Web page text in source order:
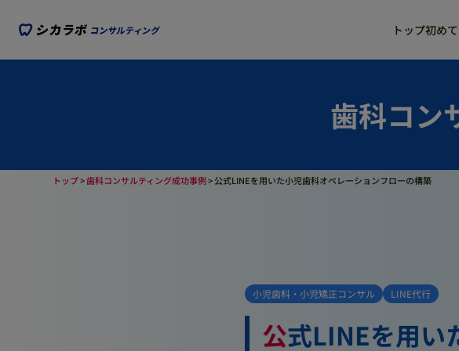
トップ初め
採用代行
歯科コン
トップ>歯科コンサルティング成功事例>公式LINEを用いた小児歯科オペレーションフローの構築
小児歯科・小児矯正コンサル LINE代行
公式LINEを用いた小児歯科オペレーションフロ